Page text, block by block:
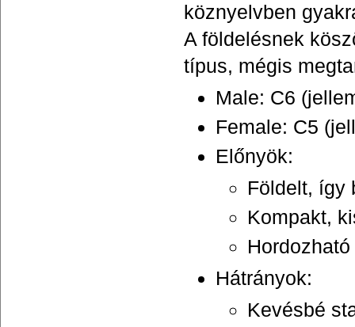
köznyelvben
A földelésnek
típus, mégis
Male: C6
Female: C5
Előnyök:
Földelt, így
Kompakt,
Hátrányok:
Kevésbé